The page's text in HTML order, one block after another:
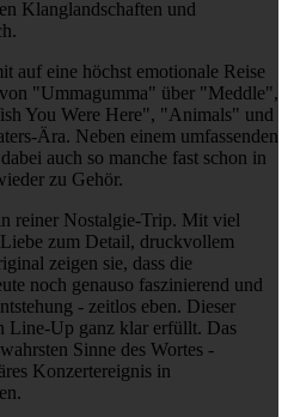
Klanglandschaften und
auf eine höchst emotionale Reise
"Ummagumma" über "Meddle",
You Were Here", "Animals" und
Ära. Neben einem umfassenden
auch so manche fast schon in
zu Gehör.
reiner Nostalgie-Trip. Mit viel
zum Detail, druckvollem
zeigen sie, dass die
noch genauso faszinierend und
- zeitlos eben. Dieser
Line-Up ganz klar erfüllt. Das
Sinne des Wortes -
Konzertereignis in